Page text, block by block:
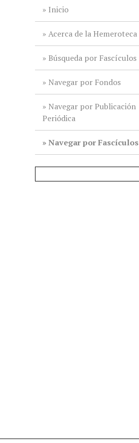
Inicio
Acerca de la Hemeroteca
Búsqueda por Fascículos
Navegar por Fondos
Navegar por Publicación
Periódica
Navegar por Fascículos